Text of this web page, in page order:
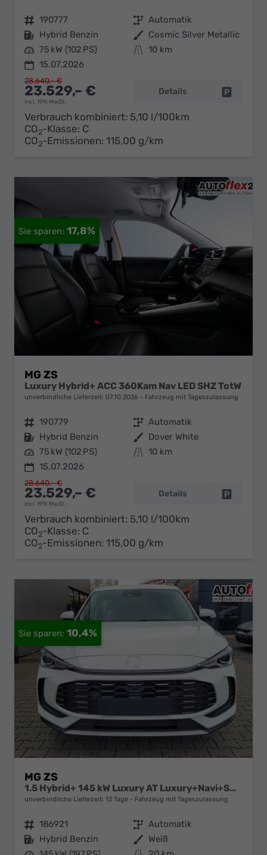
Fahrzeugnr. 190777 Getriebe Automatik
Kraftstoff Hybrid Benzin Außenfarbe Cosmic Silver Metallic
Leistung 75 kW (102 PS) Kilometerstand 10 km
15.07.2026
23.529,– €
incl. 19% MwSt.
28.640,– €
Details
Verbrauch kombiniert: 5,10 l/100km
CO2-Klasse: C
CO2-Emissionen: 115,00 g/km
17,8%
MG ZS
Luxury Hybrid+ ACC 360Kam Nav LED SHZ TotW
unverbindliche Lieferzeit: 07.10.2026 Fahrzeug mit Tageszulassung
Fahrzeugnr. 190779 Getriebe Automatik
Kraftstoff Hybrid Benzin Außenfarbe Dover White
Leistung 75 kW (102 PS) Kilometerstand 10 km
15.07.2026
23.529,– €
incl. 19% MwSt.
28.640,– €
Details
Verbrauch kombiniert: 5,10 l/100km
CO2-Klasse: C
CO2-Emissionen: 115,00 g/km
10,4%
MG ZS
1.5 Hybrid+ 145 kW Luxury AT Luxury+Navi+SHZ+Kamera+ACA+18
unverbindliche Lieferzeit: 12 Tage Fahrzeug mit Tageszulassung
Fahrzeugnr. 186921 Getriebe Automatik
Kraftstoff Hybrid Benzin Außenfarbe Weiß